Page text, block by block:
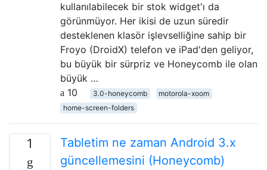
kullanılabilecek bir stok widget'ı da
görünmüyor. Her ikisi de uzun süredir
desteklenen klasör işlevselliğine sahip bir
Froyo (DroidX) telefon ve iPad'den geliyor,
bu büyük bir sürpriz ve Honeycomb ile olan
büyük …
10
3.0-honeycomb
motorola-xoom
home-screen-folders
1
Tabletim ne zaman Android 3.x
güncellemesini (Honeycomb)